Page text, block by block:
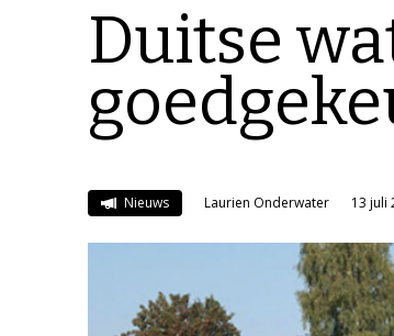
Duitse
Nieuws Laurien Onderwater 13 juli